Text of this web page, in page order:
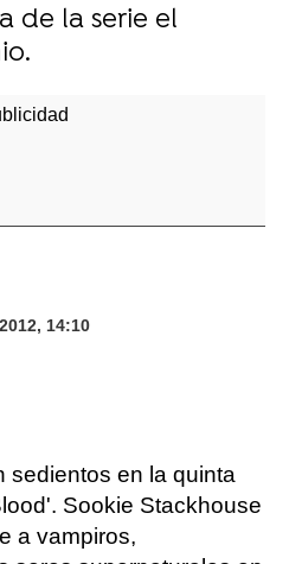
de la serie el
14:10
sedientos en la quinta
Sookie Stackhouse
a vampiros,